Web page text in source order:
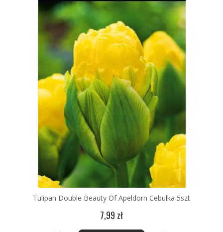
Tulipan Double Beauty Of Apeldorn Cebulka 5szt
7,99 zł